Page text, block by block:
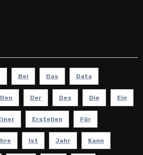
Bei Das Data
Den Der Des Die Ein
Erstellen Für
Ist Jahr Kann